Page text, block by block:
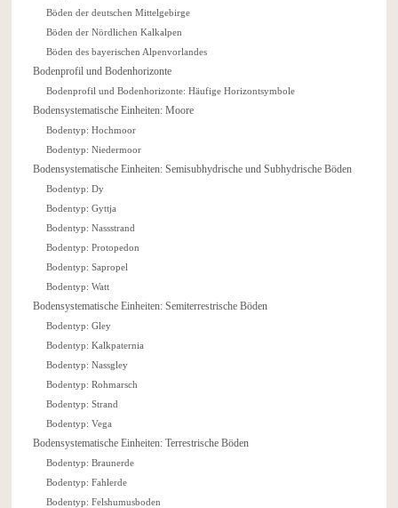
Böden der deutschen Mittelgebirge
Böden der Nördlichen Kalkalpen
Böden des bayerischen Alpenvorlandes
Bodenprofil und Bodenhorizonte
Bodenprofil und Bodenhorizonte: Häufige Horizontsymbole
Bodensystematische Einheiten: Moore
Bodentyp: Hochmoor
Bodentyp: Niedermoor
Bodensystematische Einheiten: Semisubhydrische und Subhydrische Böden
Bodentyp: Dy
Bodentyp: Gyttja
Bodentyp: Nassstrand
Bodentyp: Protopedon
Bodentyp: Sapropel
Bodentyp: Watt
Bodensystematische Einheiten: Semiterrestrische Böden
Bodentyp: Gley
Bodentyp: Kalkpaternia
Bodentyp: Nassgley
Bodentyp: Rohmarsch
Bodentyp: Strand
Bodentyp: Vega
Bodensystematische Einheiten: Terrestrische Böden
Bodentyp: Braunerde
Bodentyp: Fahlerde
Bodentyp: Felshumusboden